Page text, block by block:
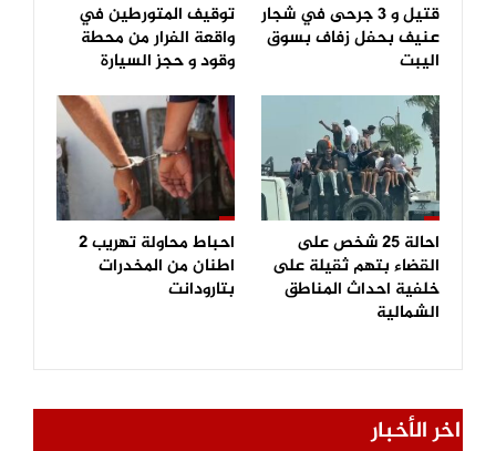
قتيل و 3 جرحى في شجار
عنيف بحفل زفاف بسوق
اليبت
توقيف المتورطين في
واقعة الفرار من محطة
وقود و حجز السيارة
احالة 25 شخص على
القضاء بتهم ثقيلة على
خلفية احداث المناطق
الشمالية
احباط محاولة تهريب 2
اطنان من المخدرات
بتارودانت
اخر الأخبار